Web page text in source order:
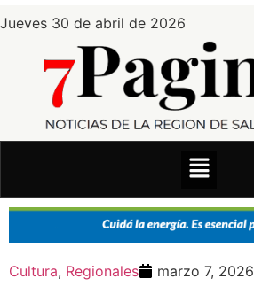
Jueves 30 de abril de 2026
Cultura, Regionales marzo 7, 2026